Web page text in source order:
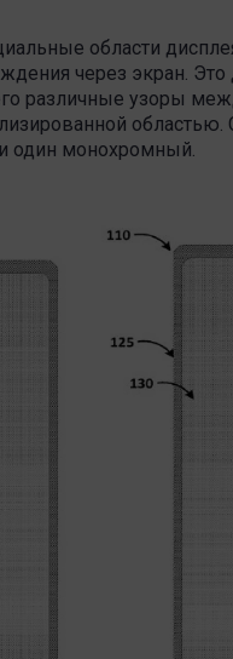
области
через экран.
различные узоры
областью.
один монохромный.